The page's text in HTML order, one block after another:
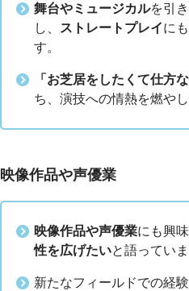
舞台やミュージカルを引
し、
ストレートプレイに
す。
「お芝居をしたくて仕方な
ち、演技への情熱を燃やし
映像作品や声優業
映像作品や声優業にも興
性を広げたいと語っていま
新たなフィールドでの経